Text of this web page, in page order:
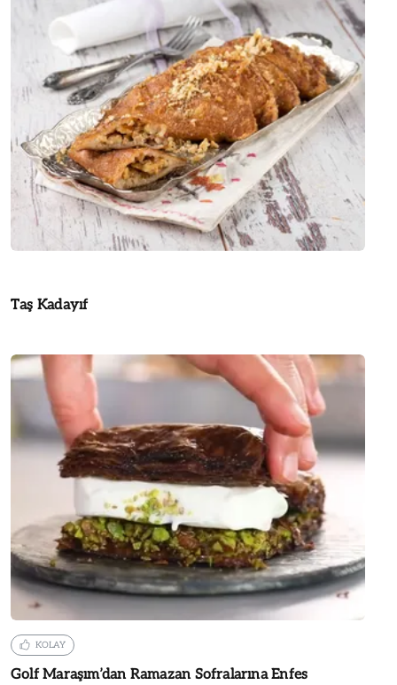
Taş Kadayıf
KOLAY
Golf Maraşım’dan Ramazan Sofralarına Enfes